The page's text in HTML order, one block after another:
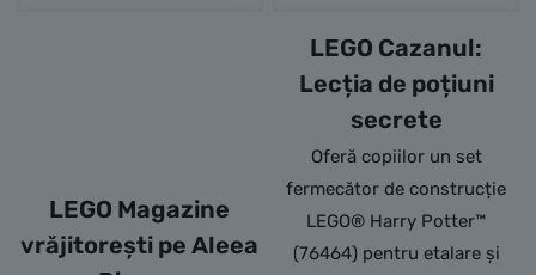
LEGO Magazine
vrăjitorești pe Aleea
LEGO Cazanul:
Lecția de poțiuni
secrete
Oferă copiilor un set
fermecător de construcție
LEGO® Harry Potter™
(76464) pentru etalare și